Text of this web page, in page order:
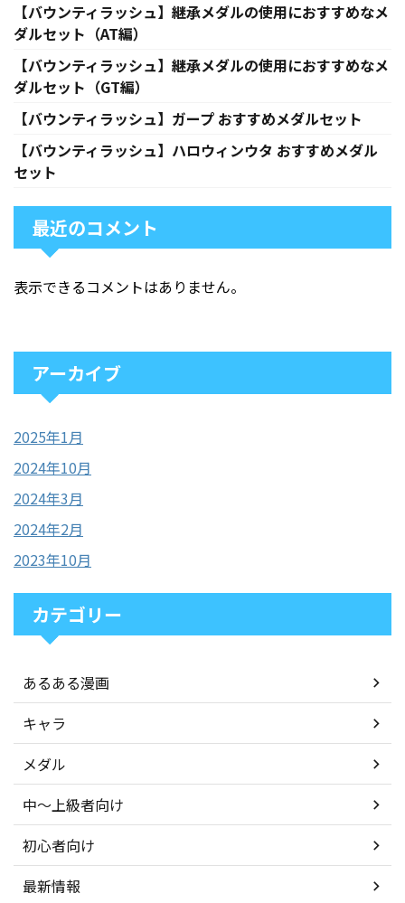
【バウンティラッシュ】継承メダルの使用におすすめなメ
ダルセット（AT編）
【バウンティラッシュ】継承メダルの使用におすすめなメ
ダルセット（GT編）
【バウンティラッシュ】ガープ おすすめメダルセット
【バウンティラッシュ】ハロウィンウタ おすすめメダル
セット
最近のコメント
表示できるコメントはありません。
アーカイブ
2025年1月
2024年10月
2024年3月
2024年2月
2023年10月
カテゴリー
あるある漫画
キャラ
メダル
中〜上級者向け
初心者向け
最新情報